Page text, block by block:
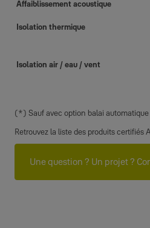
Affaiblissement acoustique
Isolation thermique
Isolation air / eau / vent
(*) Sauf avec option balai automatique
Retrouvez la liste des produits certifiés
Une question ? Un projet ?